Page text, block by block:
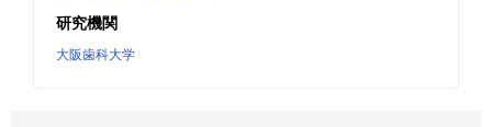
研究機関
大阪歯科大学